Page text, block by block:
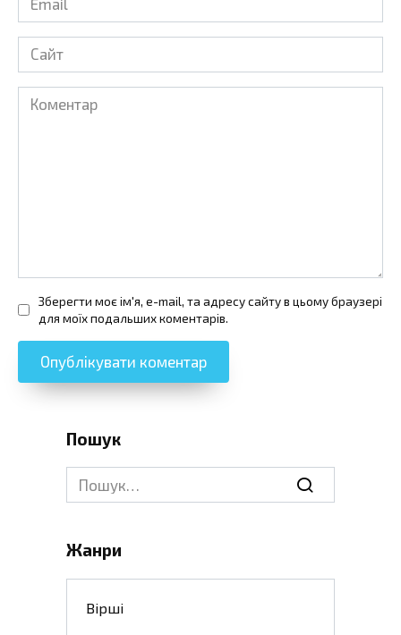
Сайт
Коментар
Зберегти моє ім'я, e-mail, та адресу сайту в цьому браузері
для моїх подальших коментарів.
Пошук
Search
for:
Жанри
Вірші